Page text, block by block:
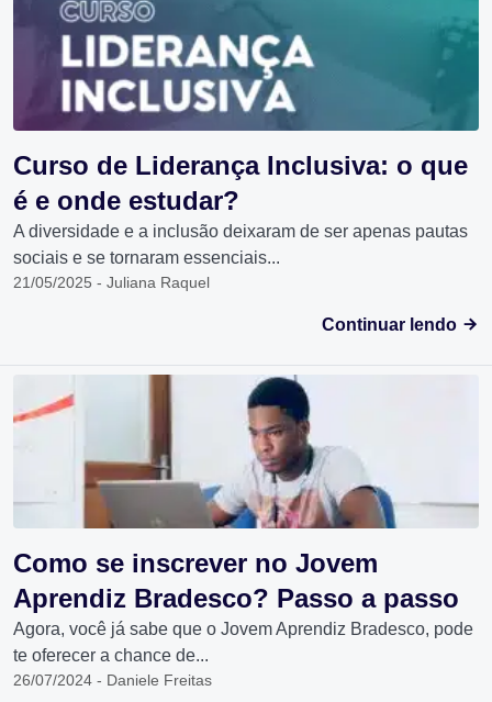
Curso de Liderança Inclusiva: o que
é e onde estudar?
A diversidade e a inclusão deixaram de ser apenas pautas
sociais e se tornaram essenciais...
21/05/2025 - Juliana Raquel
Continuar lendo
Como se inscrever no Jovem
Aprendiz Bradesco? Passo a passo
Agora, você já sabe que o Jovem Aprendiz Bradesco, pode
te oferecer a chance de...
26/07/2024 - Daniele Freitas